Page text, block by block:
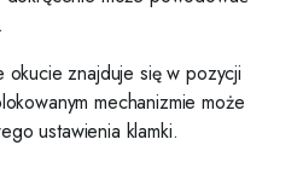
znajduje się w pozycji
mechanizmie może
ustawienia klamki.